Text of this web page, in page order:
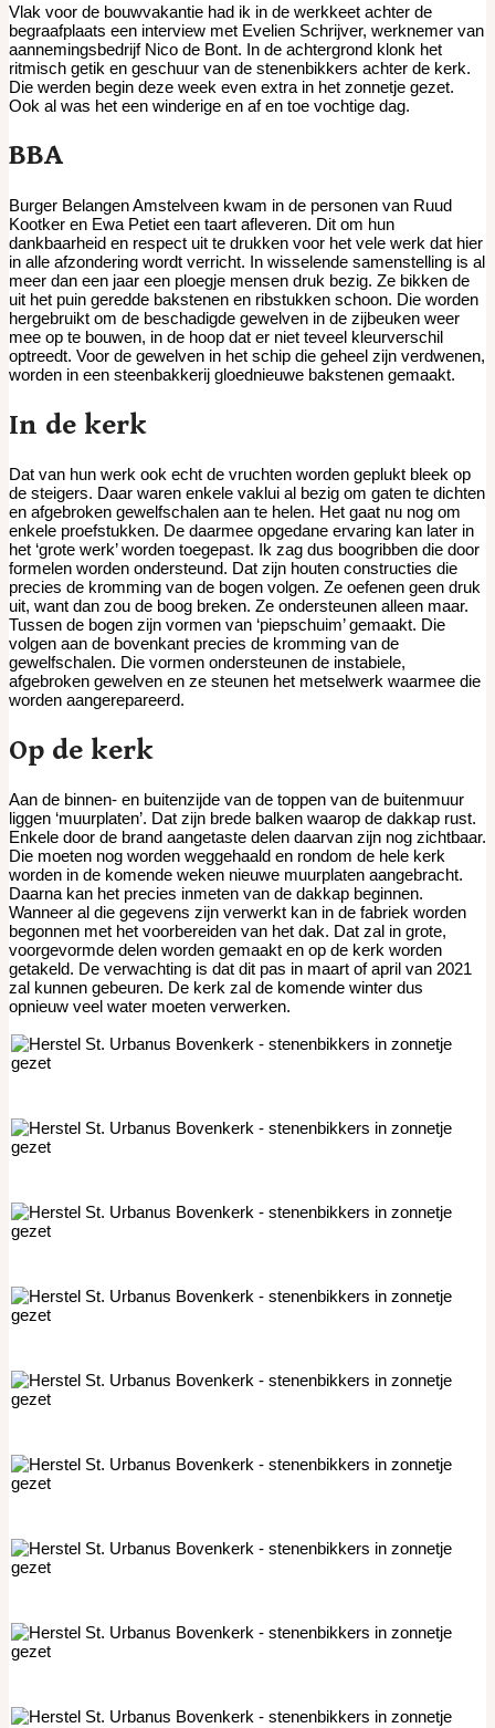
Vlak voor de bouwvakantie had ik in de werkkeet achter de
begraafplaats een interview met Evelien Schrijver, werknemer van
aannemingsbedrijf Nico de Bont. In de achtergrond klonk het
ritmisch getik en geschuur van de stenenbikkers achter de kerk.
Die werden begin deze week even extra in het zonnetje gezet.
Ook al was het een winderige en af en toe vochtige dag.
BBA
Burger Belangen Amstelveen kwam in de personen van Ruud
Kootker en Ewa Petiet een taart afleveren. Dit om hun
dankbaarheid en respect uit te drukken voor het vele werk dat hier
in alle afzondering wordt verricht. In wisselende samenstelling is al
meer dan een jaar een ploegje mensen druk bezig. Ze bikken de
uit het puin geredde bakstenen en ribstukken schoon. Die worden
hergebruikt om de beschadigde gewelven in de zijbeuken weer
mee op te bouwen, in de hoop dat er niet teveel kleurverschil
optreedt. Voor de gewelven in het schip die geheel zijn verdwenen,
worden in een steenbakkerij gloednieuwe bakstenen gemaakt.
In de kerk
Dat van hun werk ook echt de vruchten worden geplukt bleek op
de steigers. Daar waren enkele vaklui al bezig om gaten te dichten
en afgebroken gewelfschalen aan te helen. Het gaat nu nog om
enkele proefstukken. De daarmee opgedane ervaring kan later in
het ‘grote werk’ worden toegepast. Ik zag dus boogribben die door
formelen worden ondersteund. Dat zijn houten constructies die
precies de kromming van de bogen volgen. Ze oefenen geen druk
uit, want dan zou de boog breken. Ze ondersteunen alleen maar.
Tussen de bogen zijn vormen van ‘piepschuim’ gemaakt. Die
volgen aan de bovenkant precies de kromming van de
gewelfschalen. Die vormen ondersteunen de instabiele,
afgebroken gewelven en ze steunen het metselwerk waarmee die
worden aangerepareerd.
Op de kerk
Aan de binnen- en buitenzijde van de toppen van de buitenmuur
liggen ‘muurplaten’. Dat zijn brede balken waarop de dakkap rust.
Enkele door de brand aangetaste delen daarvan zijn nog zichtbaar.
Die moeten nog worden weggehaald en rondom de hele kerk
worden in de komende weken nieuwe muurplaten aangebracht.
Daarna kan het precies inmeten van de dakkap beginnen.
Wanneer al die gegevens zijn verwerkt kan in de fabriek worden
begonnen met het voorbereiden van het dak. Dat zal in grote,
voorgevormde delen worden gemaakt en op de kerk worden
getakeld. De verwachting is dat dit pas in maart of april van 2021
zal kunnen gebeuren. De kerk zal de komende winter dus
opnieuw veel water moeten verwerken.